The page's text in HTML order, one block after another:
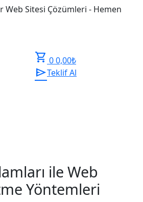
Web Sitesi Çözümleri - Hemen
shopping_cart 00,00₺
sendTeklif Al
ile Web
Yöntemleri